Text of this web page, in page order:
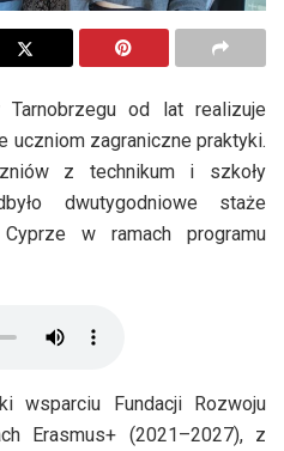
od lat realizuje
uczniom zagraniczne praktyki.
z technikum i szkoły
dwutygodniowe staże
w ramach programu
wsparciu Fundacji Rozwoju
Erasmus+ (2021–2027), z